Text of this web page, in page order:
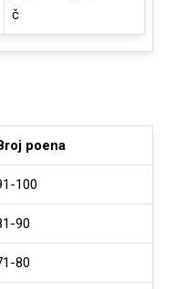
č
poena
100
90
80